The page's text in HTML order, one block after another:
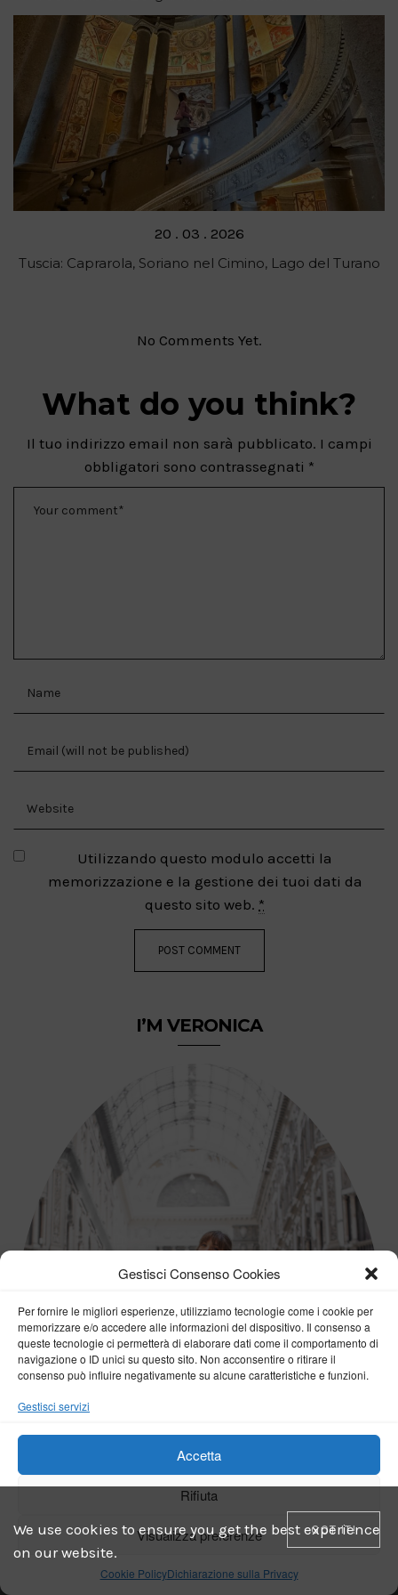
Gestisci Consenso Cookies
Per fornire le migliori esperienze, utilizziamo tecnologie come i cookie per
memorizzare e/o accedere alle informazioni del dispositivo. Il consenso a
queste tecnologie ci permetterà di elaborare dati come il comportamento di
navigazione o ID unici su questo sito. Non acconsentire o ritirare il
consenso può influire negativamente su alcune caratteristiche e funzioni.
Gestisci servizi
Accetta
Rifiuta
Visualizza preferenze
Cookie PolicyDichiarazione sulla Privacy
Posted
on
20 . 03 . 2026
Tuscia: Caprarola, Soriano nel Cimino, Lago del Turano
No Comments Yet.
What do you think?
Il tuo indirizzo email non sarà pubblicato. I campi
obbligatori sono contrassegnati *
Utilizzando questo modulo accetti la
memorizzazione e la gestione dei tuoi dati da
questo sito web. *
I’M VERONICA
GOT IT!
We use cookies to ensure you get the best experience
on our website.